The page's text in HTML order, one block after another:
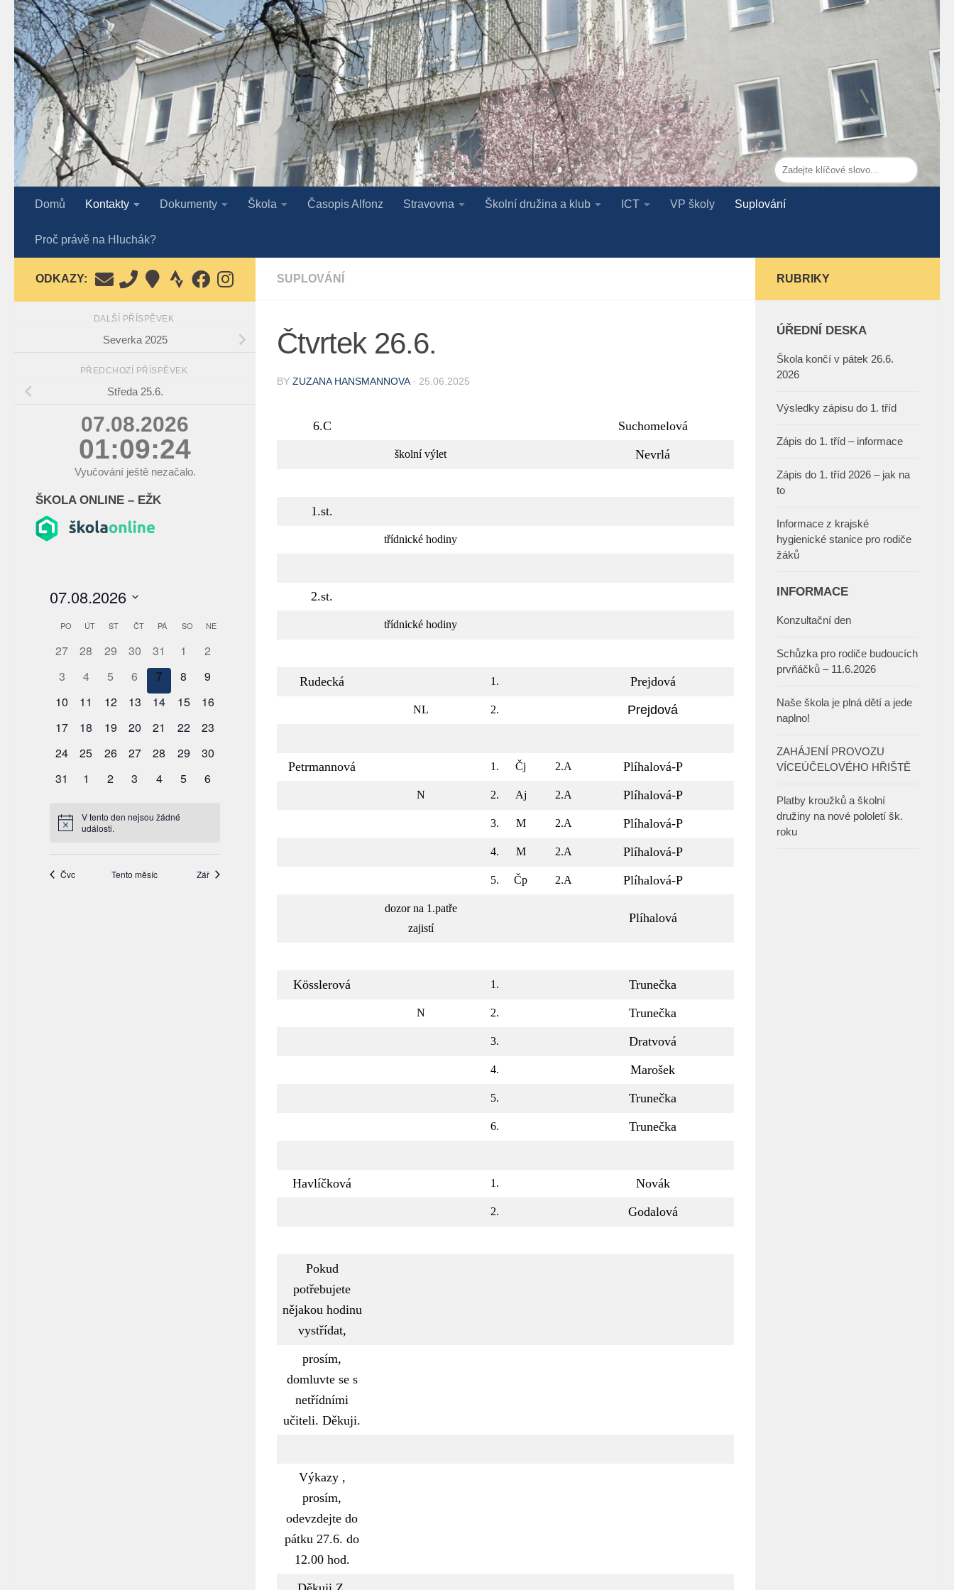
Skip to content
Domů Kontakty Dokumenty Škola Časopis Alfonz Stravovna Školní družina a klub ICT VP školy Suplování
Proč právě na Hluchák?
SUPLOVÁNÍ
Čtvrtek 26.6.
BY ZUZANA HANSMANNOVA · 25.06.2025
6.C Suchomelová
školní výlet Nevrlá
1.st.
třídnické hodiny
2.st.
třídnické hodiny
Rudecká 1. Prejdová
NL 2. Prejdová
Petrmannová 1. Čj 2.A Plíhalová-P
N 2. Aj 2.A Plíhalová-P
3. M 2.A Plíhalová-P
4. M 2.A Plíhalová-P
5. Čp 2.A Plíhalová-P
dozor na 1.patře
zajistí
Plíhalová
Kösslerová 1. Trunečka
N 2. Trunečka
3. Dratvová
4. Marošek
5. Trunečka
6. Trunečka
Havlíčková 1. Novák
2. Godalová
Pokud
potřebujete
nějakou hodinu
vystřídat,
prosím,
domluvte se s
netřídními
učiteli. Děkuji.
Výkazy ,
prosím,
odevzdejte do
pátku 27.6. do
12.00 hod.
ODKAZY:
DALŠÍ PŘÍSPĚVEK
Severka 2025
PŘEDCHOZÍ PŘÍSPĚVEK
Středa 25.6.
07.08.2026
01:09:25
Vyučování ještě nezačalo.
ŠKOLA ONLINE – EŽK
RUBRIKY
ÚŘEDNÍ DESKA
Škola končí v pátek 26.6.
2026
Výsledky zápisu do 1. tříd
Zápis do 1. tříd – informace
Zápis do 1. tříd 2026 – jak na
to
Informace z krajské
hygienické stanice pro rodiče
žáků
INFORMACE
Konzultační den
Schůzka pro rodiče budoucích
prvňáčků – 11.6.2026
Naše škola je plná dětí a jede
naplno!
ZAHÁJENÍ PROVOZU
VÍCEÚČELOVÉHO HŘIŠTĚ
Platby kroužků a školní
družiny na nové pololetí šk.
roku